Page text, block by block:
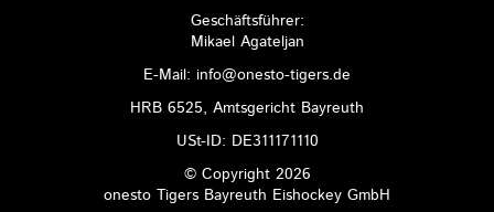
Geschäftsführer:
Mikael Agateljan
E-Mail: info@onesto-tigers.de
HRB 6525, Amtsgericht Bayreuth
USt-ID: DE311171110
© Copyright 2026
onesto Tigers Bayreuth Eishockey GmbH